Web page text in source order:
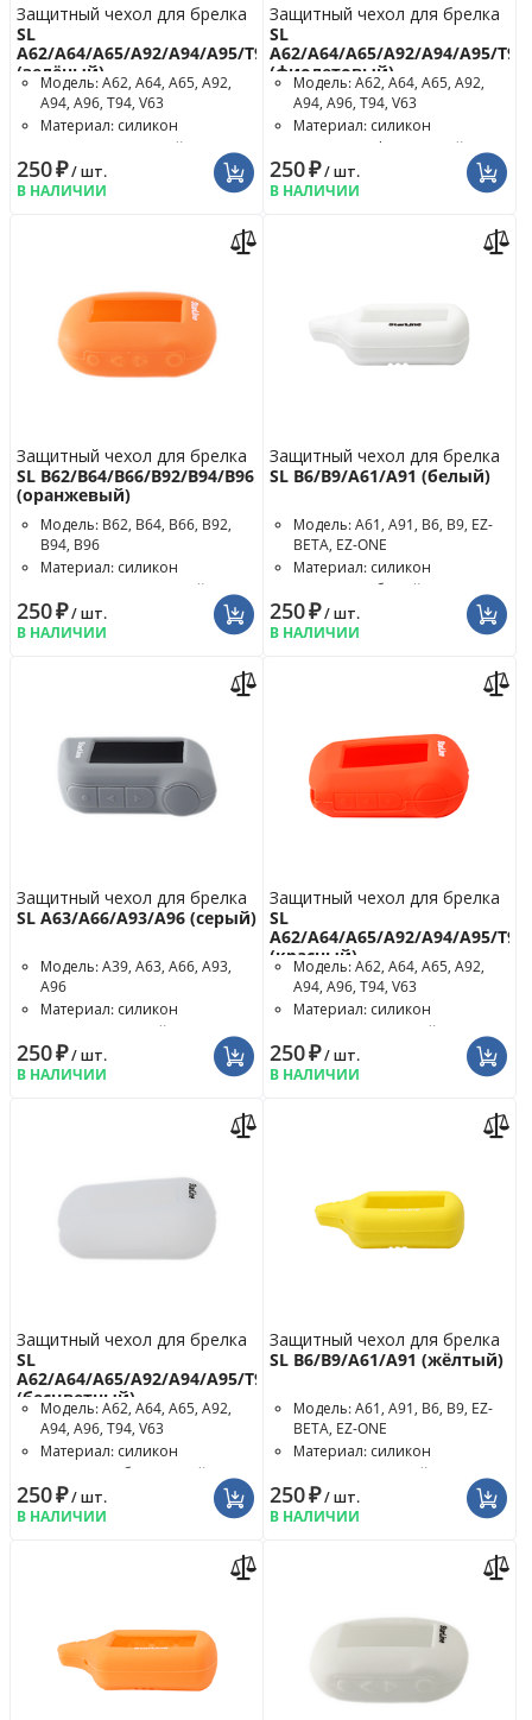
Защитный чехол для брелка
SL
A62/A64/A65/A92/A94/A95/T94
(зелёный)
Модель: A62, A64, A65, A92,
A94, A96, T94, V63
Материал: силикон
Цвет чехла: зелёный
250₽/ шт.
В НАЛИЧИИ
Защитный чехол для брелка
SL
A62/A64/A65/A92/A94/A95/T94
(фиолетовый)
Модель: A62, A64, A65, A92,
A94, A96, T94, V63
Материал: силикон
Цвет чехла: фиолетовый
250₽/ шт.
В НАЛИЧИИ
Защитный чехол для брелка
SL B62/B64/B66/B92/B94/B96
(оранжевый)
Модель: B62, B64, B66, B92,
B94, B96
Материал: силикон
Цвет чехла: оранжевый
250₽/ шт.
В НАЛИЧИИ
Защитный чехол для брелка
SL B6/B9/A61/A91 (белый)
Модель: A61, A91, B6, B9, EZ-
BETA, EZ-ONE
Материал: силикон
Цвет чехла: белый
250₽/ шт.
В НАЛИЧИИ
Защитный чехол для брелка
SL A63/A66/A93/A96 (серый)
Модель: A39, A63, A66, A93,
A96
Материал: силикон
Цвет чехла: серый
250₽/ шт.
В НАЛИЧИИ
Защитный чехол для брелка
SL
A62/A64/A65/A92/A94/A95/T94
(красный)
Модель: A62, A64, A65, A92,
A94, A96, T94, V63
Материал: силикон
Цвет чехла: красный
250₽/ шт.
В НАЛИЧИИ
Защитный чехол для брелка
SL
A62/A64/A65/A92/A94/A95/T94
(бесцветный)
Модель: A62, A64, A65, A92,
A94, A96, T94, V63
Материал: силикон
Цвет чехла: бесцветный
250₽/ шт.
В НАЛИЧИИ
Защитный чехол для брелка
SL B6/B9/A61/A91 (жёлтый)
Модель: A61, A91, B6, B9, EZ-
BETA, EZ-ONE
Материал: силикон
Цвет чехла: жёлтый
250₽/ шт.
В НАЛИЧИИ